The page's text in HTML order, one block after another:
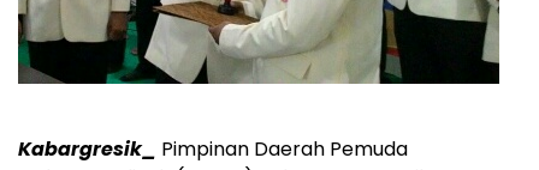
Kabargresik_ Pimpinan Daerah Pemuda